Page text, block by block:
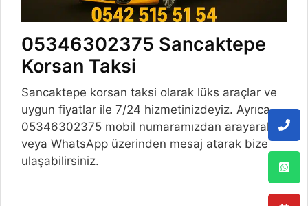
05346302375 Sancaktepe
Korsan Taksi
Sancaktepe korsan taksi olarak lüks araçlar ve
uygun fiyatlar ile 7/24 hizmetinizdeyiz. Ayrıca,
05346302375 mobil numaramızdan arayarak
veya WhatsApp üzerinden mesaj atarak bize
ulaşabilirsiniz.